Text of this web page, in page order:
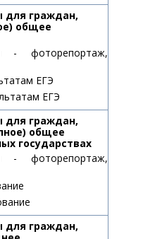
для граждан,
общее
- фоторепортаж,
ЕГЭ
ЕГЭ
для граждан,
общее
государствах
- фоторепортаж,
для граждан,